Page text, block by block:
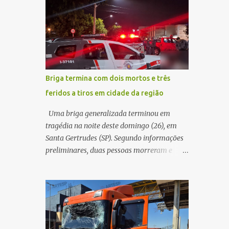
conseguir acessar o sistema, a vítima tentou
novamente contato com o suposto gerente,
mas não obteve resposta. Na segunda-fe...
quando acabou colidindo na traseira de um
Jeep Renegade. Segundo relato da condutora
do veículo, o trânsito estava lento e
congestionado devido a obras realizadas na
rodovia, momento em que ocorreu o
impacto. Com a violência da colisão, o
motociclista foi arremessado ao solo.
Testemunhas relataram que o capacete teria
se desprendido durante o acidente. O jovem
sofreu ferimentos gravíssimos e morreu
ainda no local. Equipes de resgate e de
atendimento da concessionária responsável
socorro à vítima. No entanto, o óbito foi
constatado ainda no local do acidente. A
Polícia Militar Rodoviária compareceu para
o registro da ocorrência...
Briga termina com dois mortos e três
feridos a tiros em cidade da região
Uma briga generalizada terminou em
tragédia na noite deste domingo (26), em
Santa Gertrudes (SP). Segundo informações
preliminares, duas pessoas morreram e
adega. O caso aconteceu por volta das
20h40, na região da Avenida João Vitte. De
acordo com as primeiras informações, a
confusão teria começado dentro do